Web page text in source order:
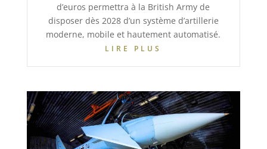
d’euros permettra à la British Army de
disposer dès 2028 d’un système d’artillerie
moderne, mobile et hautement automatisé.
LIRE PLUS